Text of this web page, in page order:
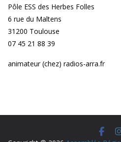
Pôle ESS des Herbes Folles
6 rue du Maltens
31200 Toulouse
07 45 21 88 39
animateur (chez) radios-arra.fr